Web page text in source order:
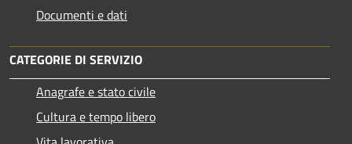
Documenti e dati
CATEGORIE DI SERVIZIO
Anagrafe e stato civile
Cultura e tempo libero